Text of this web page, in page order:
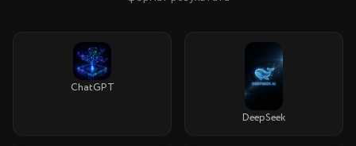
ChatGPT
DeepSeek